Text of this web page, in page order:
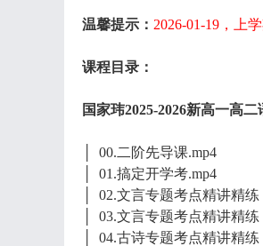
温馨提示： 2026-01-19，上
课程目录：
国家玮2025-2026新高一高
│ 00.二阶先导课.mp4
│ 01.搞定开学考.mp4
│ 02.文言专题考点精讲精
│ 03.文言专题考点精讲精
│ 04.古诗专题考点精讲精